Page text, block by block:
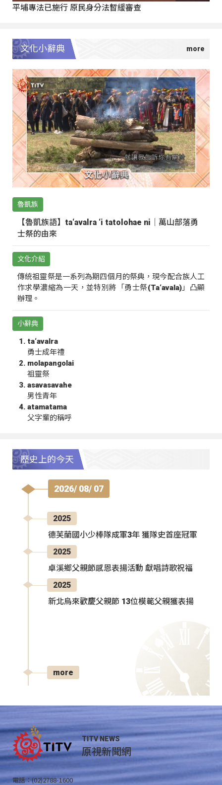
平埔專法已施行 原民身分法暫緩審查
文化小辭典
魯凱族
【魯凱族語】ta‘avalra ‘i tatolohae ni｜萬山部落勇
士祭的由來
文化介紹
傳統祖靈祭是一系列為期四個月的祭典，現今配合族人工
作求學濃縮為一天，並特別將「勇士祭(Ta‘avala)」凸顯
辦理。
小辭典
ta‘avalra
勇士成年禮
molapangolai
祖靈祭
asavasavahe
男性青年
atamatama
父字輩的稱呼
歷史上的今天
2026/ 08/ 07
2025
德芙蘭國小少棒隊成軍3年 獲隊史首座冠軍
2025
卓溪鄉父親節感恩表揚活動 獻唱詩歌祝福
2025
新北烏來歡慶父親節 13位模範父親獲表揚
more
TITV NEWS
原視新聞網
電話：(02)2788-1600